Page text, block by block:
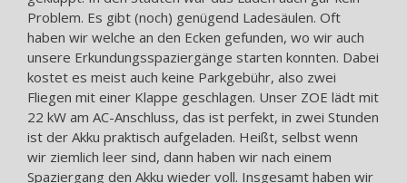
Problem. Es gibt (noch) genügend Ladesäulen. Oft
haben wir welche an den Ecken gefunden, wo wir auch
unsere Erkundungsspaziergänge starten konnten. Dabei
kostet es meist auch keine Parkgebühr, also zwei
Fliegen mit einer Klappe geschlagen. Unser ZOE lädt mit
22 kW am AC-Anschluss, das ist perfekt, in zwei Stunden
ist der Akku praktisch aufgeladen. Heißt, selbst wenn
wir ziemlich leer sind, dann haben wir nach einem
Spaziergang den Akku wieder voll. Insgesamt haben wir